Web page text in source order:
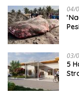
04/
03/
5